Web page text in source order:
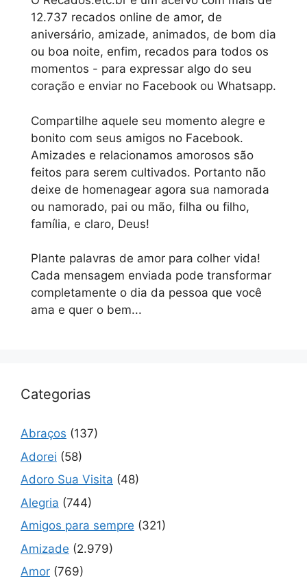
12.737 recados online de amor, de
aniversário, amizade, animados, de bom dia
ou boa noite, enfim, recados para todos os
momentos - para expressar algo do seu
coração e enviar no Facebook ou Whatsapp.
Compartilhe aquele seu momento alegre e
bonito com seus amigos no Facebook.
Amizades e relacionamos amorosos são
feitos para serem cultivados. Portanto não
deixe de homenagear agora sua namorada
ou namorado, pai ou mão, filha ou filho,
família, e claro, Deus!
Plante palavras de amor para colher vida!
Cada mensagem enviada pode transformar
completamente o dia da pessoa que você
ama e quer o bem...
Categorias
Abraços (137)
Adorei (58)
Adoro Sua Visita (48)
Alegria (744)
Amigos para sempre (321)
Amizade (2.979)
Amor (769)